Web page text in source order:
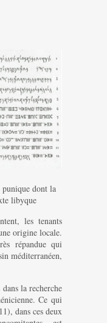
dont la
libyque
les tenants
origine locale.
répandue qui
méditerranéen,
la recherche
Ce qui
dans ces deux